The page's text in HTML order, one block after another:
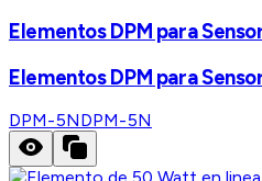
Elementos DPM para
Elementos DPM para
DPM-5NDPM-5N